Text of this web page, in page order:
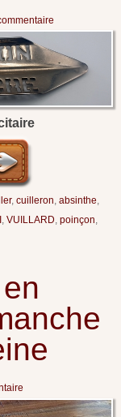
, cuilleron absinthe
VUILLARD poinçon